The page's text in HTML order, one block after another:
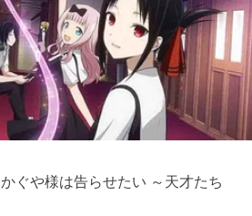
かぐや様は告らせたい ～天才たち